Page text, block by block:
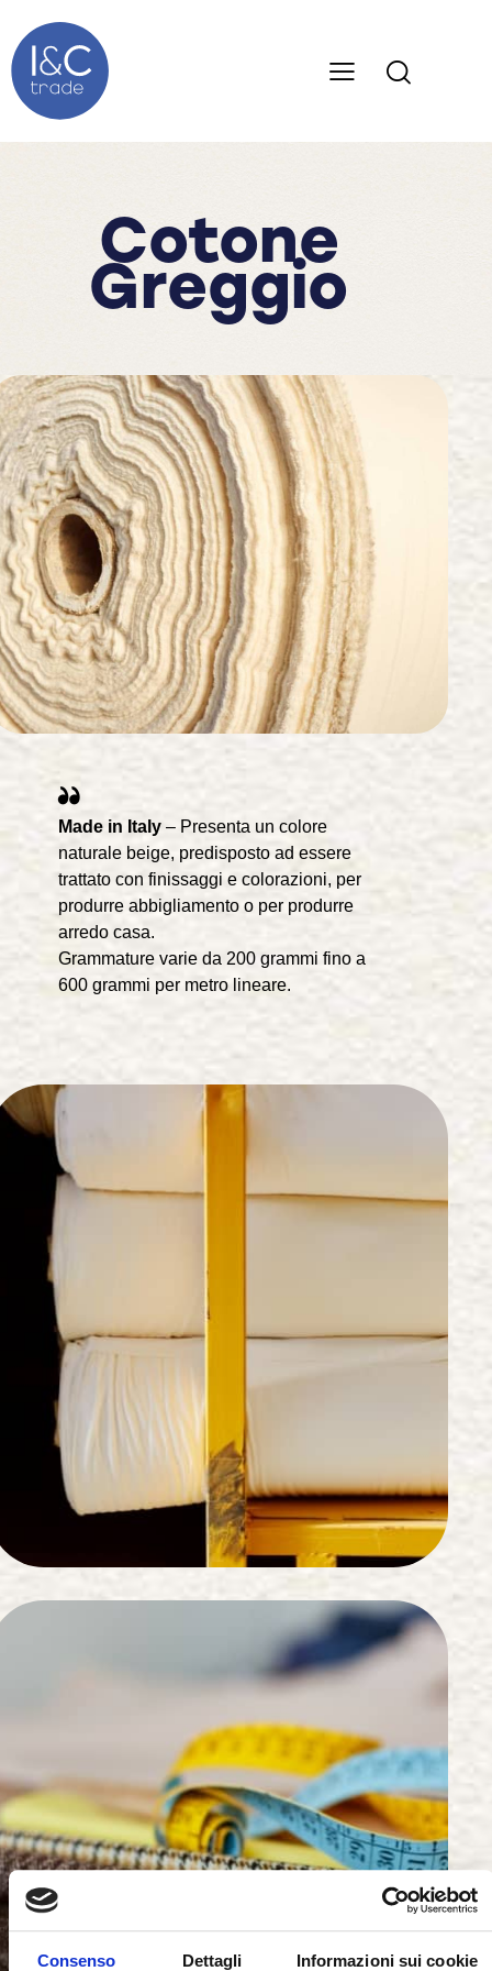
Consenso Dettagli Informazioni sui cookie
Cotone
Greggio
Made in Italy– Presenta un colore
naturale beige, predisposto ad essere
trattato con finissaggi e colorazioni, per
produrre abbigliamento o per produrre
arredo casa.
Grammature varie da 200 grammi fino a
600 grammi per metro lineare.